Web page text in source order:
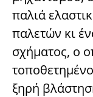
παλιά
παλετών κι
σχήματος, ο
ξηρή